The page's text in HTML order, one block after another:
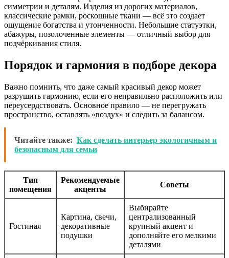
симметрии и деталям. Изделия из дорогих материалов,
классические рамки, роскошные ткани — всё это создает
ощущение богатства и утонченности. Небольшие статуэтки,
абажуры, позолоченные элементы — отличный выбор для
подчёркивания стиля.
Порядок и гармония в подборе декора
Важно помнить, что даже самый красивый декор может
разрушить гармонию, если его неправильно расположить или
переусердствовать. Основное правило — не перегружать
пространство, оставлять «воздух» и следить за балансом.
Читайте также: Как сделать интерьер экологичным и
безопасным для семьи
Тип
помещения
Рекомендуемые
акценты
Советы
Гостиная
Картина, свечи,
декоративные
подушки
Выбирайте
централизованный
крупный акцент и
дополняйте его мелкими
деталями